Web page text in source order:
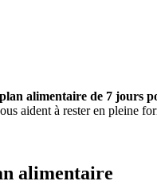
plan alimentaire de 7 jours
aident à rester en pleine
alimentaire